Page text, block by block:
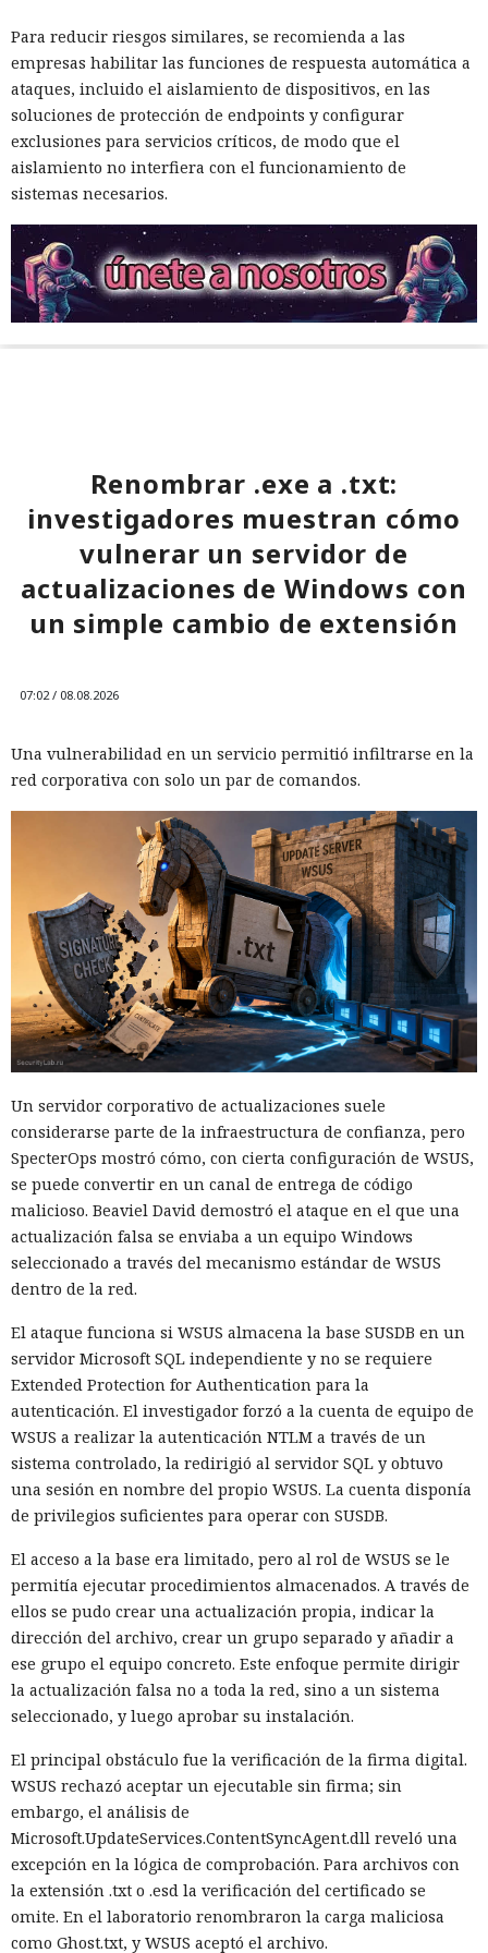
Para reducir riesgos similares, se recomienda a las
empresas habilitar las funciones de respuesta automática a
ataques, incluido el aislamiento de dispositivos, en las
soluciones de protección de endpoints y configurar
exclusiones para servicios críticos, de modo que el
aislamiento no interfiera con el funcionamiento de
sistemas necesarios.
Renombrar .exe a .txt:
investigadores muestran cómo
vulnerar un servidor de
actualizaciones de Windows con
un simple cambio de extensión
07:02 / 08.08.2026
Una vulnerabilidad en un servicio permitió infiltrarse en la
red corporativa con solo un par de comandos.
Un servidor corporativo de actualizaciones suele
considerarse parte de la infraestructura de confianza, pero
SpecterOps mostró cómo, con cierta configuración de WSUS,
se puede convertir en un canal de entrega de código
malicioso. Beaviel David demostró el ataque en el que una
actualización falsa se enviaba a un equipo Windows
seleccionado a través del mecanismo estándar de WSUS
dentro de la red.
El ataque funciona si WSUS almacena la base SUSDB en un
servidor Microsoft SQL independiente y no se requiere
Extended Protection for Authentication para la
autenticación. El investigador forzó a la cuenta de equipo de
WSUS a realizar la autenticación NTLM a través de un
sistema controlado, la redirigió al servidor SQL y obtuvo
una sesión en nombre del propio WSUS. La cuenta disponía
de privilegios suficientes para operar con SUSDB.
El acceso a la base era limitado, pero al rol de WSUS se le
permitía ejecutar procedimientos almacenados. A través de
ellos se pudo crear una actualización propia, indicar la
dirección del archivo, crear un grupo separado y añadir a
ese grupo el equipo concreto. Este enfoque permite dirigir
la actualización falsa no a toda la red, sino a un sistema
seleccionado, y luego aprobar su instalación.
El principal obstáculo fue la verificación de la firma digital.
WSUS rechazó aceptar un ejecutable sin firma; sin
embargo, el análisis de
Microsoft.UpdateServices.ContentSyncAgent.dll reveló una
excepción en la lógica de comprobación. Para archivos con
la extensión .txt o .esd la verificación del certificado se
omite. En el laboratorio renombraron la carga maliciosa
como Ghost.txt, y WSUS aceptó el archivo.